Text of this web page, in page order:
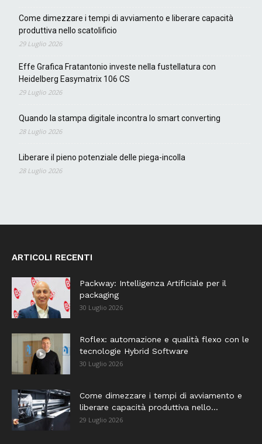
Come dimezzare i tempi di avviamento e liberare capacità
produttiva nello scatolificio
29 Luglio 2026
Effe Grafica Fratantonio investe nella fustellatura con
Heidelberg Easymatrix 106 CS
29 Luglio 2026
Quando la stampa digitale incontra lo smart converting
28 Luglio 2026
Liberare il pieno potenziale delle piega-incolla
28 Luglio 2026
ARTICOLI RECENTI
Packway: Intelligenza Artificiale per il
packaging
30 Luglio 2026
Roflex: automazione e qualità flexo con le
tecnologie Hybrid Software
30 Luglio 2026
Come dimezzare i tempi di avviamento e
liberare capacità produttiva nello...
29 Luglio 2026